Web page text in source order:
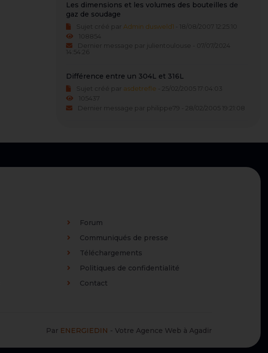
Les dimensions et les volumes des bouteilles de
gaz de soudage
Sujet créé par Admin dusweld1 - 18/08/2007 12:25:10
108854
Dernier message par julientoulouse - 07/07/2024
14:54:26
Différence entre un 304L et 316L
Sujet créé par asdetrefle - 25/02/2005 17:04:03
105437
Dernier message par philippe79 - 28/02/2005 19:21:08
Forum
Communiqués de presse
Téléchargements
Politiques de confidentialité
Contact
Par ENERGIEDIN - Votre Agence Web à Agadir